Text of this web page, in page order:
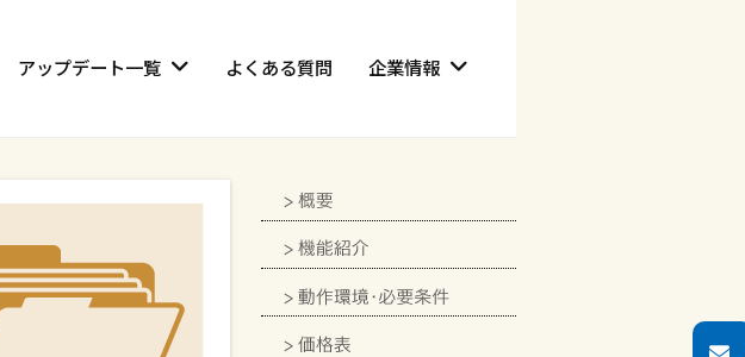
アップデート一覧 よくある質問 企業情報